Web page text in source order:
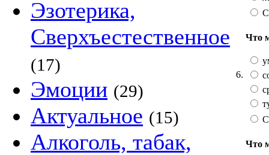
Эзотерика,
Сверхъестественное
(17)
Эмоции (29)
Актуальное (15)
Алкоголь, табак,
6.
Что
Что